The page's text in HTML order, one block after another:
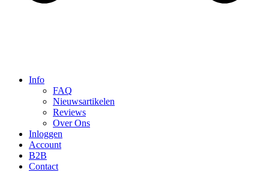
Info
FAQ
Nieuwsartikelen
Reviews
Over Ons
Inloggen
Account
B2B
Contact